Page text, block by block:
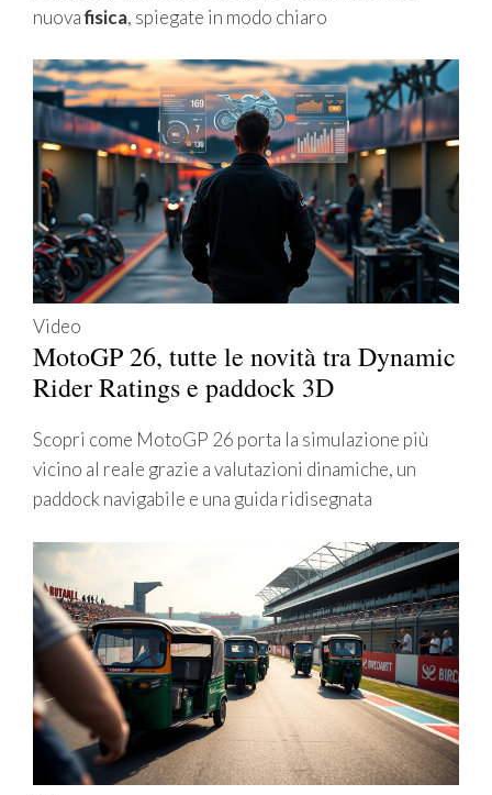
nuovafisica, spiegate in modo chiaro
Video
MotoGP 26, tutte le novità tra Dynamic
Rider Ratings e paddock 3D
Scopri come MotoGP 26 porta la simulazione più
vicino al reale grazie a valutazioni dinamiche, un
paddock navigabile e una guida ridisegnata